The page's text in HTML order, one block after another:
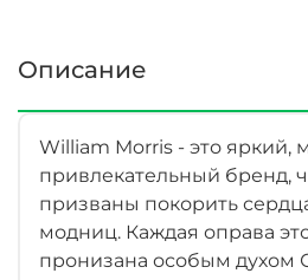
Описание
William Morris - это яркий,
привлекательный бренд,
призваны покорить
модниц. Каждая оправа
пронизана особым духом